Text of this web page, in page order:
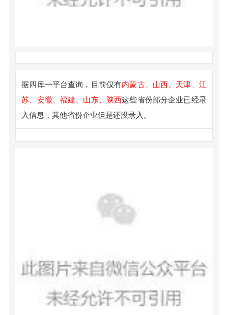
据四库一平台查询，目前仅有内蒙古、山西、天津、江
苏、安徽、福建、山东、陕西这些省份部分企业已经录
入信息，其他省份企业但是还没录入。